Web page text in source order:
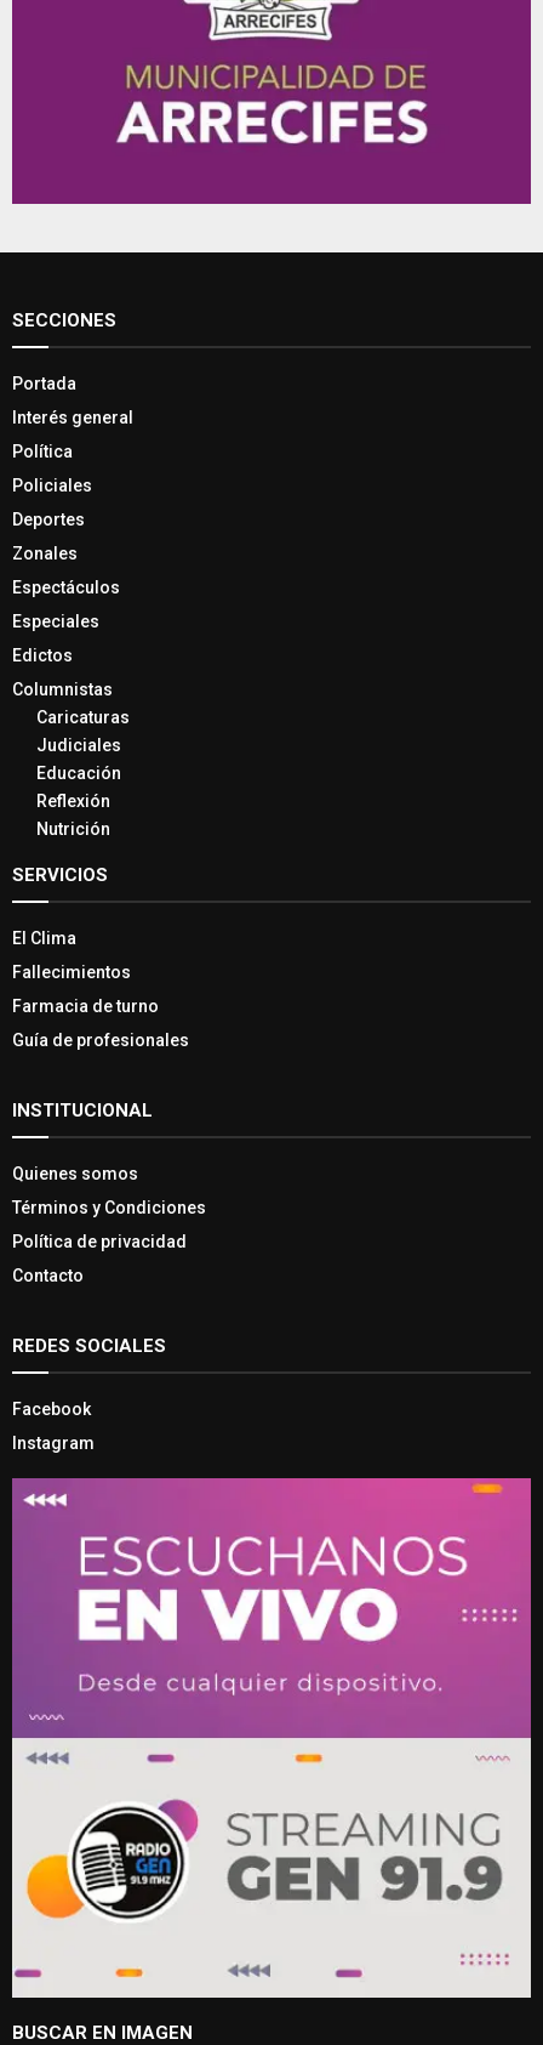
SECCIONES
Portada
Interés general
Política
Policiales
Deportes
Zonales
Espectáculos
Especiales
Edictos
Columnistas
Caricaturas
Judiciales
Educación
Reflexión
Nutrición
SERVICIOS
El Clima
Fallecimientos
Farmacia de turno
Guía de profesionales
INSTITUCIONAL
Quienes somos
Términos y Condiciones
Política de privacidad
Contacto
REDES SOCIALES
Facebook
Instagram
BUSCAR EN IMAGEN